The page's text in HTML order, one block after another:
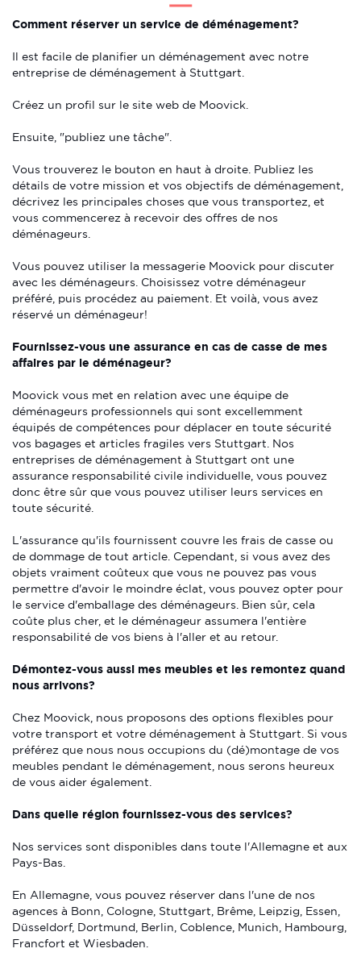
Comment réserver un service de déménagement?
Il est facile de planifier un déménagement avec notre
entreprise de déménagement à Stuttgart.
Créez un profil sur le site web de Moovick.
Ensuite, "publiez une tâche".
Vous trouverez le bouton en haut à droite. Publiez les
détails de votre mission et vos objectifs de déménagement,
décrivez les principales choses que vous transportez, et
vous commencerez à recevoir des offres de nos
déménageurs.
Vous pouvez utiliser la messagerie Moovick pour discuter
avec les déménageurs. Choisissez votre déménageur
préféré, puis procédez au paiement. Et voilà, vous avez
réservé un déménageur!
Fournissez-vous une assurance en cas de casse de mes
affaires par le déménageur?
Moovick vous met en relation avec une équipe de
déménageurs professionnels qui sont excellemment
équipés de compétences pour déplacer en toute sécurité
vos bagages et articles fragiles vers Stuttgart. Nos
entreprises de déménagement à Stuttgart ont une
assurance responsabilité civile individuelle, vous pouvez
donc être sûr que vous pouvez utiliser leurs services en
toute sécurité.
L'assurance qu'ils fournissent couvre les frais de casse ou
de dommage de tout article. Cependant, si vous avez des
objets vraiment coûteux que vous ne pouvez pas vous
permettre d'avoir le moindre éclat, vous pouvez opter pour
le service d'emballage des déménageurs. Bien sûr, cela
coûte plus cher, et le déménageur assumera l'entière
responsabilité de vos biens à l'aller et au retour.
Démontez-vous aussi mes meubles et les remontez quand
nous arrivons?
Chez Moovick, nous proposons des options flexibles pour
votre transport et votre déménagement à Stuttgart. Si vous
préférez que nous nous occupions du (dé)montage de vos
meubles pendant le déménagement, nous serons heureux
de vous aider également.
Dans quelle région fournissez-vous des services?
Nos services sont disponibles dans toute l'Allemagne et aux
Pays-Bas.
En Allemagne, vous pouvez réserver dans l'une de nos
agences à Bonn, Cologne, Stuttgart, Brême, Leipzig, Essen,
Düsseldorf, Dortmund, Berlin, Coblence, Munich, Hambourg,
Francfort et Wiesbaden.